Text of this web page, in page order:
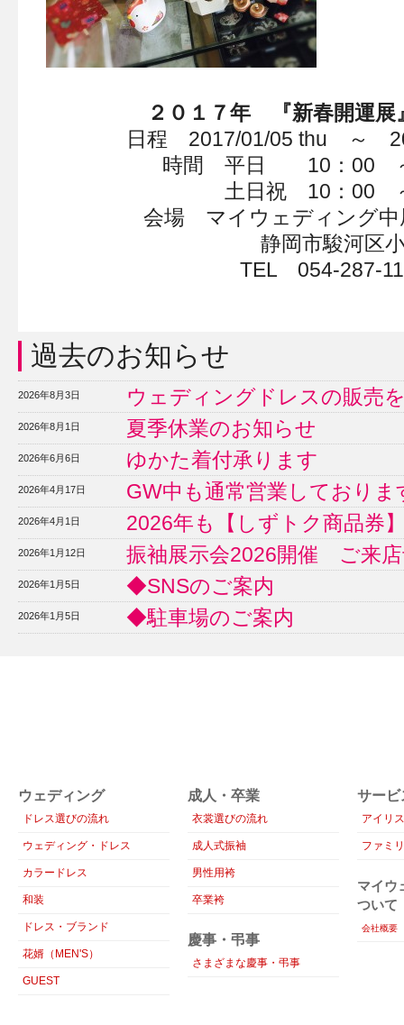
２０１７年 『新春開運展
日程 2017/01/05 thu ～
時間 平日 10：00
土日祝 10：00
会場 マイウェディング
静岡市駿河区小黒
TEL 054-287-
過去のお知らせ
2026年8月3日 ウェディングドレスの販売
2026年8月1日 夏季休業のお知らせ
2026年6月6日 ゆかた着付承ります
2026年4月17日 GW中も通常営業しておりま
2026年4月1日 2026年も【しずトク商品券
2026年1月12日 振袖展示会2026開催 ご来店
2026年1月5日 ◆SNSのご案内
2026年1月5日 ◆駐車場のご案内
ウェディング
ドレス選びの流れ
ウェディング・ドレス
カラードレス
和装
ドレス・ブランド
花婿（MEN'S）
GUEST
成人・卒業
衣裳選びの流れ
成人式振袖
男性用袴
卒業袴
慶事・弔事
さまざまな慶事・弔事
サービ
アイリ
ファミ
マイウ
ついて
会社概要